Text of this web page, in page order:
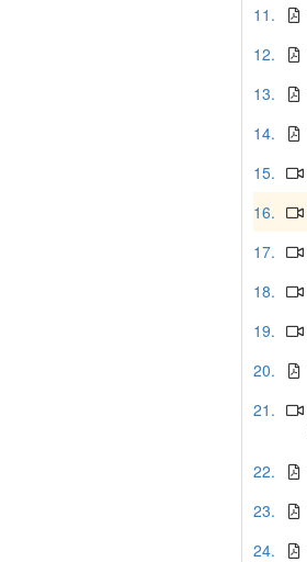
11.
12.
13.
14.
15.
16.
17.
18.
19.
20.
21.
22.
23.
24.